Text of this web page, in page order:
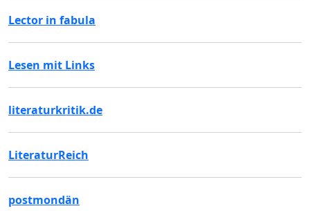
Lector in fabula
Lesen mit Links
literaturkritik.de
LiteraturReich
postmondän